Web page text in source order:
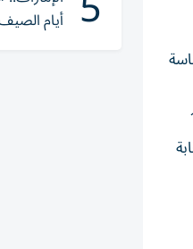
رقم 15
أيام الصيف تبدأ